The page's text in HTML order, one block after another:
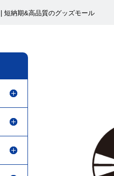
短納期&高品質のグッズモール